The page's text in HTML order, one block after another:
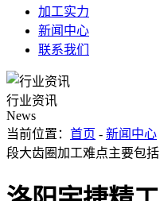
加工实力
新闻中心
联系我们
行业资讯
News
当前位置： 首页 - 新闻中心
段大齿圈加工难点主要包